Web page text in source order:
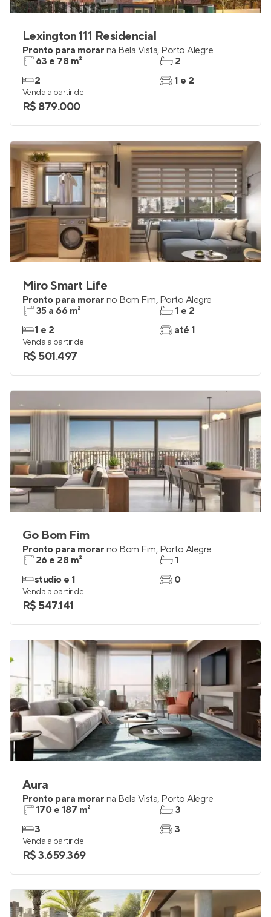
Lexington 111 Residencial
Pronto para morar na Bela Vista, Porto Alegre
63 e 78 m²
2
2
1 e 2
Venda a partir de
R$ 879.000
Miro Smart Life
Pronto para morar no Bom Fim, Porto Alegre
35 a 66 m²
1 e 2
1 e 2
até 1
Venda a partir de
R$ 501.497
Go Bom Fim
Pronto para morar no Bom Fim, Porto Alegre
26 e 28 m²
studio e 1
1
0
Venda a partir de
R$ 547.141
Aura
Pronto para morar na Bela Vista, Porto Alegre
170 e 187 m²
3
3
3
Venda a partir de
R$ 3.659.369